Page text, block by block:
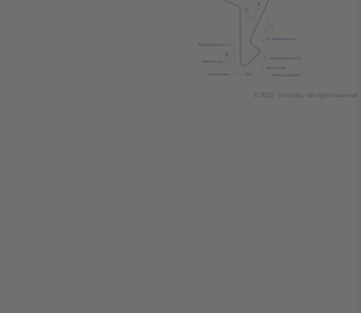
8
9
PL ATINIUM PLUS A
TRACKSIDE BOX G
TRACKSIDE BOX D
SPEED LOUNGE 2
SKY BOX G9
SKY BOX G10
SKY BOX G
10
11
© 2024 T icombo. All rights reserved